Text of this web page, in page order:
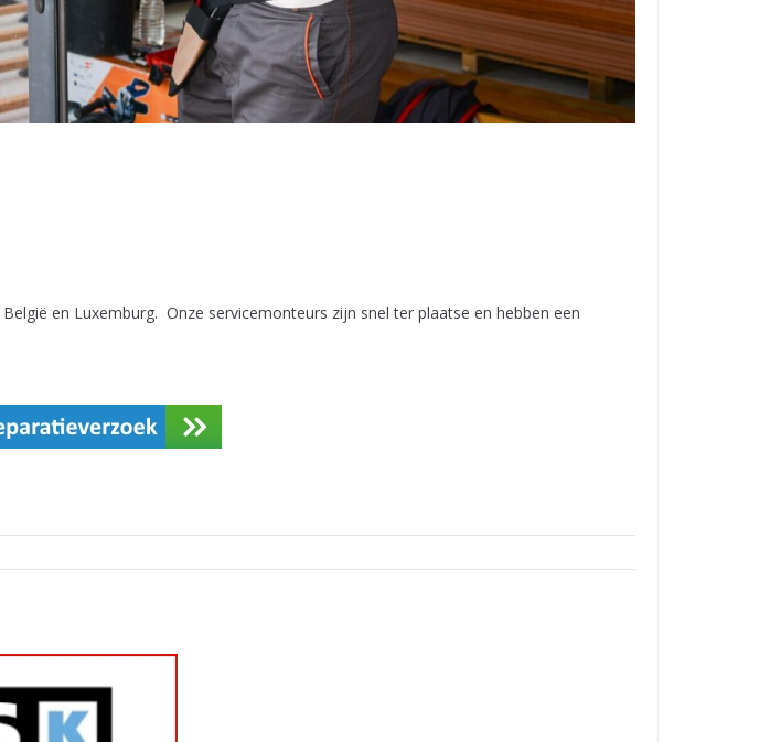
en Luxemburg. Onze servicemonteurs zijn snel ter plaatse en hebben een